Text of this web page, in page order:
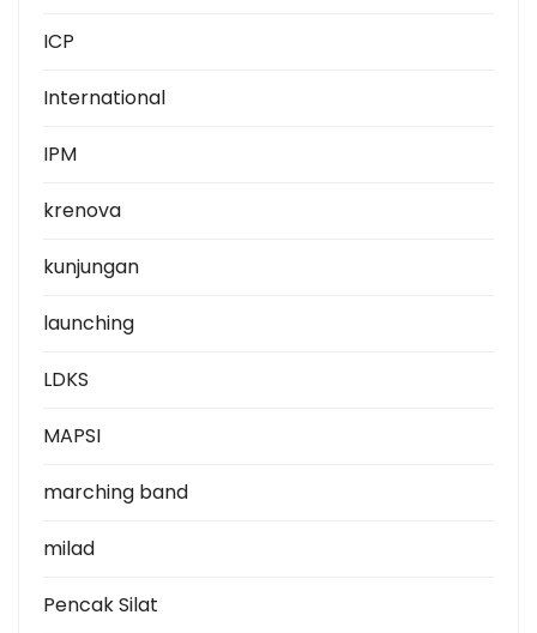
ICP
International
IPM
krenova
kunjungan
launching
LDKS
MAPSI
marching band
milad
Pencak Silat